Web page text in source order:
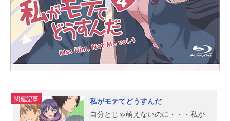
庫「賢者の孫」／KADOKAWA刊）キ
ャラクター原案：菊池政治 緒方俊
輔監督：田村正文シリーズ構成：高
橋龍也キャラクターデザイン：澤入
祐樹アニメ...
関連記事
私がモテてどうすんだ
自分とじゃ萌えないのに・・・私が